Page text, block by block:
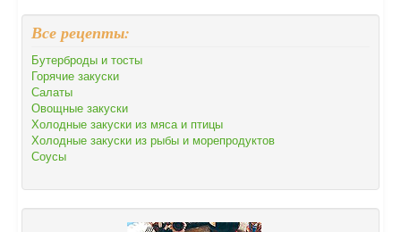
Все рецепты:
Бутерброды и тосты
Горячие закуски
Салаты
Овощные закуски
Холодные закуски из мяса и птицы
Холодные закуски из рыбы и морепродуктов
Соусы